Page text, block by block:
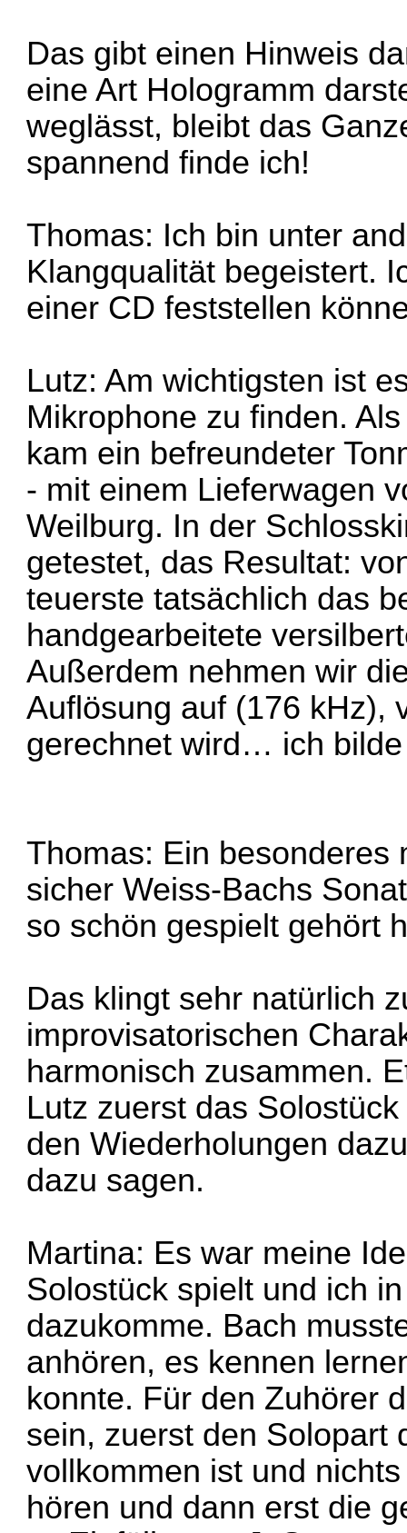
Das gibt einen Hinweis
eine Art Hologramm
weglässt, bleibt das
spannend finde ich!
Thomas: Ich bin unter
Klangqualität begeistert.
einer CD feststellen
Lutz: Am wichtigsten ist
Mikrophone zu finden.
kam ein befreundeter
- mit einem Lieferwagen
Weilburg. In der
getestet, das Resultat:
teuerste tatsächlich das
handgearbeitete
Außerdem nehmen wir
Auflösung auf (176 kHz),
gerechnet wird… ich
Thomas: Ein besonderes
sicher Weiss-Bachs
so schön gespielt gehört
Das klingt sehr natürlich
improvisatorischen
harmonisch zusammen.
Lutz zuerst das
den Wiederholungen
dazu sagen.
Martina: Es war meine
Solostück spielt und ich
dazukomme. Bach
anhören, es kennen
konnte. Für den Zuhörer
sein, zuerst den Solopart
vollkommen ist und
hören und dann erst die